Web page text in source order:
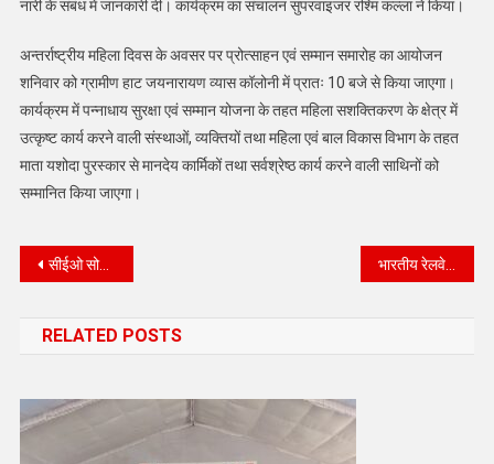
नारी के संबंध में जानकारी दी। कार्यक्रम का संचालन सुपरवाइजर रश्मि कल्ला ने किया।
अन्तर्राष्ट्रीय महिला दिवस के अवसर पर प्रोत्साहन एवं सम्मान समारोह का आयोजन
शनिवार को ग्रामीण हाट जयनारायण व्यास कॉलोनी में प्रातः 10 बजे से किया जाएगा।
कार्यक्रम में पन्नाधाय सुरक्षा एवं सम्मान योजना के तहत महिला सशक्तिकरण के क्षेत्र में
उत्कृष्ट कार्य करने वाली संस्थाओं, व्यक्तियों तथा महिला एवं बाल विकास विभाग के तहत
माता यशोदा पुरस्कार से मानदेय कार्मिकों तथा सर्वश्रेष्ठ कार्य करने वाली साथिनों को
सम्मानित किया जाएगा।
Post
सीईओ सोहनलाल ने विभागीय अधिकारियों को जिला पोषण अभिसरण योजना समिति की समीक्षा बैठक में दिए निर्देश
RELATED POSTS